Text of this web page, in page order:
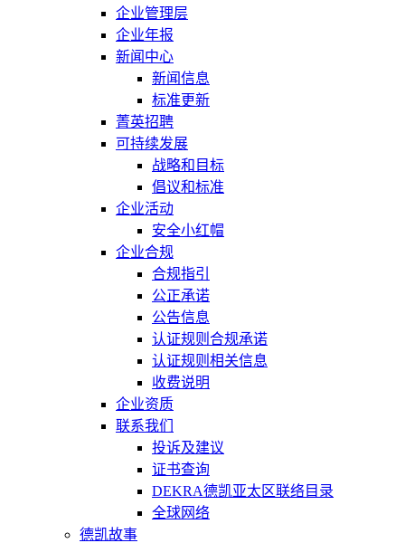
企业管理层
企业年报
新闻中心
新闻信息
标准更新
菁英招聘
可持续发展
战略和目标
倡议和标准
企业活动
安全小红帽
企业合规
合规指引
公正承诺
公告信息
认证规则合规承诺
认证规则相关信息
收费说明
企业资质
联系我们
投诉及建议
证书查询
DEKRA德凯亚太区联络目录
全球网络
德凯故事